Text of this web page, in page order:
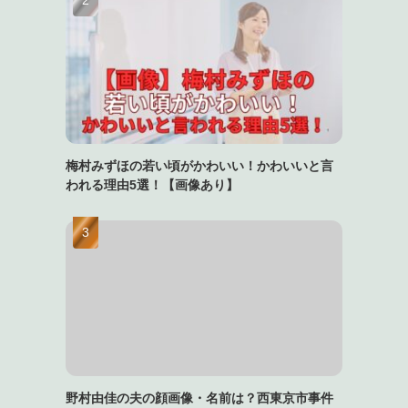
梅村みずほの若い頃がかわいい！かわいいと言
われる理由5選！【画像あり】
野村由佳の夫の顔画像・名前は？西東京市事件